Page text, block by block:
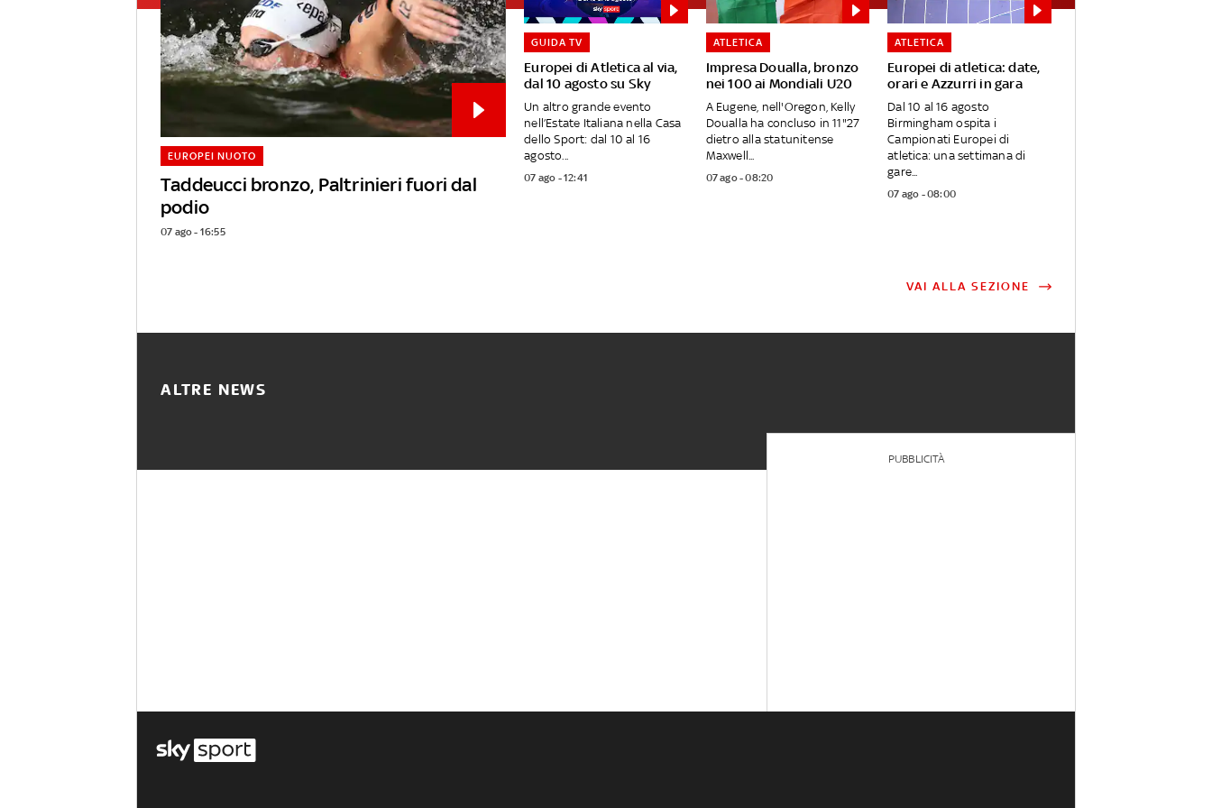
Taddeucci bronzo, Paltrinieri fuori dal
podio
EUROPEI NUOTO
07 ago - 16:55
Europei di Atletica al via,
dal 10 agosto su Sky
GUIDA TV
Un altro grande evento
nell’Estate Italiana nella Casa
dello Sport: dal 10 al 16
agosto...
07 ago - 12:41
Impresa Doualla, bronzo
nei 100 ai Mondiali U20
ATLETICA
A Eugene, nell'Oregon, Kelly
Doualla ha concluso in 11"27
dietro alla statunitense
Maxwell...
07 ago - 08:20
Europei di atletica: date,
orari e Azzurri in gara
ATLETICA
Dal 10 al 16 agosto
Birmingham ospita i
Campionati Europei di
atletica: una settimana di
gare...
07 ago - 08:00
VAI ALLA SEZIONE
ALTRE NEWS
PUBBLICITÀ